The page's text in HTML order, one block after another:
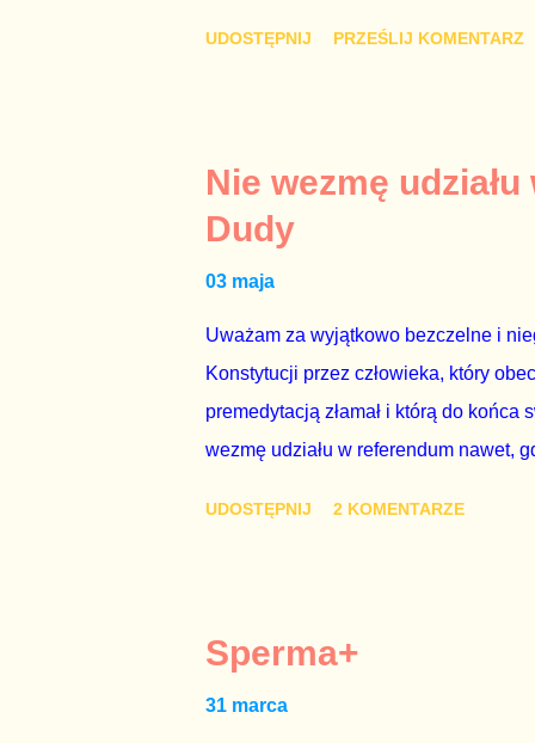
tym i porównał PKB Polski i
pewnie dlatego, że nie chciało mu
naszego kraju z lat 2007-2015.
rządu. Generalnie, M...
UDOSTĘPNIJ PRZEŚLIJ KOMENTARZ
Nie wezmę
Dudy
03 maja
Uważam za wyjątkowo bezczelne i
Konstytucji przez człowieka, który
premedytacją złamał i którą do
wezmę udziału w referendum nawet,
tego referendum nie chce – ani partia
zapadnie decyzja, aby głosować
człowieka i szanującego podstawowe
UDOSTĘPNIJ 2 KOMENTARZE
Sperma+
31 marca